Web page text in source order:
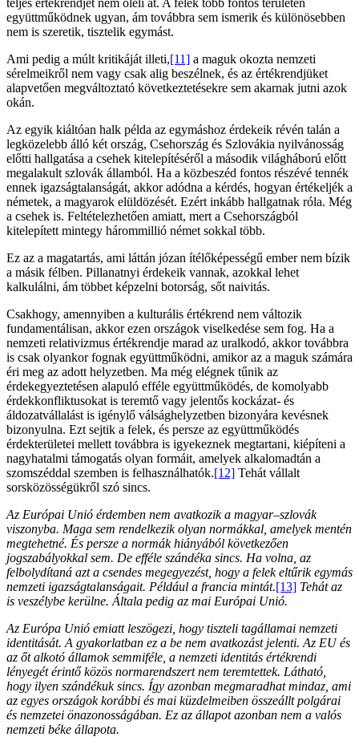
teljes értékrendjét nem öleli át. A felek több fontos területen
együttműködnek ugyan, ám továbbra sem ismerik és különösebben
nem is szeretik, tisztelik egymást.
Ami pedig a múlt kritikáját illeti,[11] a maguk okozta nemzeti
sérelmeikről nem vagy csak alig beszélnek, és az értékrendjüket
alapvetően megváltoztató következtetésekre sem akarnak jutni azok
okán.
Az egyik kiáltóan halk példa az egymáshoz érdekeik révén talán a
legközelebb álló két ország, Csehország és Szlovákia nyilvánosság
előtti hallgatása a csehek kitelepítéséről a második világháború előtt
megalakult szlovák államból. Ha a közbeszéd fontos részévé tennék
ennek igazságtalanságát, akkor adódna a kérdés, hogyan értékeljék a
németek, a magyarok elüldözését. Ezért inkább hallgatnak róla. Még
a csehek is. Feltételezhetően amiatt, mert a Csehországból
kitelepített mintegy hárommillió német sokkal több.
Ez az a magatartás, ami láttán józan ítélőképességű ember nem bízik
a másik félben. Pillanatnyi érdekeik vannak, azokkal lehet
kalkulálni, ám többet képzelni botorság, sőt naivitás.
Csakhogy, amennyiben a kulturális értékrend nem változik
fundamentálisan, akkor ezen országok viselkedése sem fog. Ha a
nemzeti relativizmus értékrendje marad az uralkodó, akkor továbbra
is csak olyankor fognak együttműködni, amikor az a maguk számára
éri meg az adott helyzetben. Ma még elégnek tűnik az
érdekegyeztetésen alapuló efféle együttműködés, de komolyabb
érdekkonfliktusokat is teremtő vagy jelentős kockázat- és
áldozatvállalást is igénylő válsághelyzetben bizonyára kevésnek
bizonyulna. Ezt sejtik a felek, és persze az együttműködés
érdekterületei mellett továbbra is igyekeznek megtartani, kiépíteni a
nagyhatalmi támogatás olyan formáit, amelyek alkalomadtán a
szomszéddal szemben is felhasználhatók.[12] Tehát vállalt
sorsközösségükről szó sincs.
Az Európai Unió érdemben nem avatkozik a magyar–szlovák
viszonyba. Maga sem rendelkezik olyan normákkal, amelyek mentén
megtehetné. És persze a normák hiányából következően
jogszabályokkal sem. De efféle szándéka sincs. Ha volna, az
felbolydítaná azt a csendes megegyezést, hogy a felek eltűrik egymás
nemzeti igazságtalanságait. Például a francia mintát.[13] Tehát az
is veszélybe kerülne. Általa pedig az mai Európai Unió.
Az Európa Unió emiatt leszögezi, hogy tiszteli tagállamai nemzeti
identitását. A gyakorlatban ez a be nem avatkozást jelenti. Az EU és
az őt alkotó államok semmiféle, a nemzeti identitás értékrendi
lényegét érintő közös normarendszert nem teremtettek. Látható,
hogy ilyen szándékuk sincs. Így azonban megmaradhat mindaz, ami
az egyes országok korábbi és mai küzdelmeiben összeállt polgárai
és nemzetei önazonosságában. Ez az állapot azonban nem a valós
nemzeti béke állapota.